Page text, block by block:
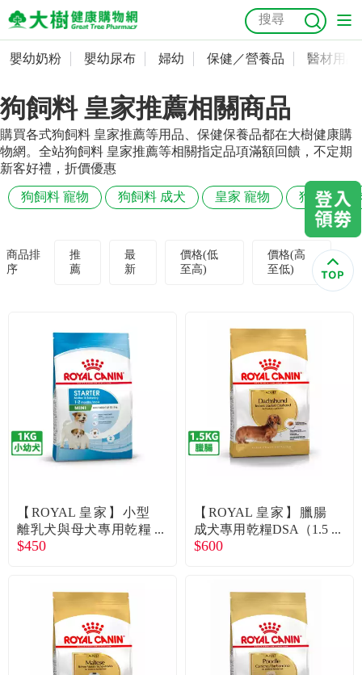
嬰幼奶粉
嬰幼尿布
婦幼
保健／營養品
食品／健康食補
名人嚴選
優惠活動
關於我們
合作提案
購物流程
抗菌 尿布 大樹獨家 益生菌 魚油 幼兒米餅
奶瓶奶嘴
會員資料及密碼修改
常用收件人清單
訂單查詢
收藏清單
優惠券查詢
嬰幼奶粉 嬰幼尿布 婦幼 保健／營養品 醫材用品
狗飼料 皇家推薦相關商品
購買各式狗飼料 皇家推薦等用品、保健保養品都在大樹健康購
物網。全站狗飼料 皇家推薦等相關指定品項滿額回饋，不定期
新客好禮，折價優惠
狗飼料 寵物 狗飼料 成犬 皇家 寵物 狗飼料 雞
商品排
序
推
薦
最
新
價格(低
至高)
價格(高
至低)
【ROYAL 皇家】小型
離乳犬與母犬專用乾糧
MNS（1kg）
$450
【ROYAL 皇家】臘腸
成犬專用乾糧DSA（1.5
kg）
$600